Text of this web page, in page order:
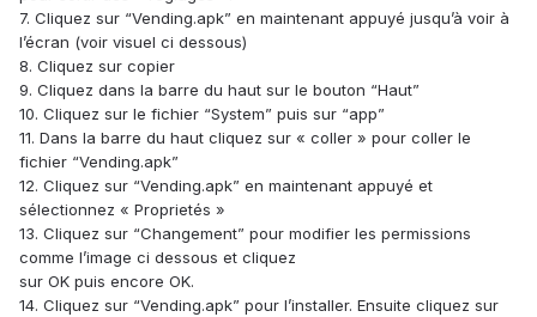
7. Cliquez sur “Vending.apk” en maintenant appuyé jusqu’à voir à
l’écran (voir visuel ci dessous)
8. Cliquez sur copier
9. Cliquez dans la barre du haut sur le bouton “Haut”
10. Cliquez sur le fichier “System” puis sur “app”
11. Dans la barre du haut cliquez sur « coller » pour coller le
fichier “Vending.apk”
12. Cliquez sur “Vending.apk” en maintenant appuyé et
sélectionnez « Proprietés »
13. Cliquez sur “Changement” pour modifier les permissions
comme l’image ci dessous et cliquez
sur OK puis encore OK.
14. Cliquez sur “Vending.apk” pour l’installer. Ensuite cliquez sur